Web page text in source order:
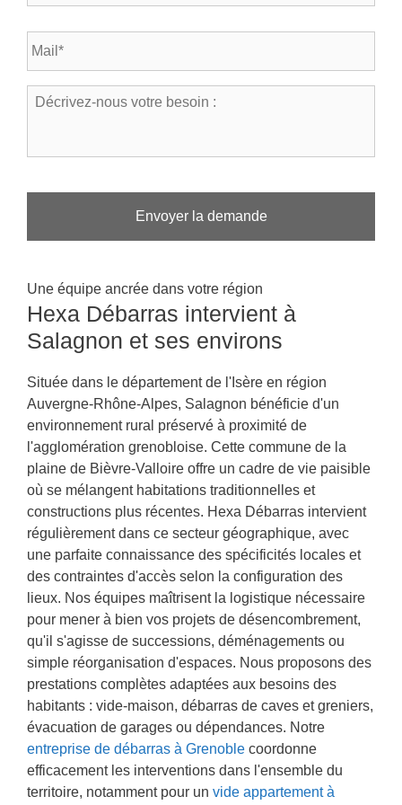
s
a
*
p
h
o
n
E
a
D
-
u
s
o
r
e
e
s
o
i
n
Une équipe ancrée dans votre région
Hexa Débarras intervient à
Salagnon et ses environs
Située dans le département de l'Isère en région
Auvergne-Rhône-Alpes, Salagnon bénéficie d'un
environnement rural préservé à proximité de
l'agglomération grenobloise. Cette commune de la
plaine de Bièvre-Valloire offre un cadre de vie paisible
où se mélangent habitations traditionnelles et
constructions plus récentes. Hexa Débarras intervient
régulièrement dans ce secteur géographique, avec
une parfaite connaissance des spécificités locales et
des contraintes d'accès selon la configuration des
lieux. Nos équipes maîtrisent la logistique nécessaire
pour mener à bien vos projets de désencombrement,
qu'il s'agisse de successions, déménagements ou
simple réorganisation d'espaces. Nous proposons des
prestations complètes adaptées aux besoins des
habitants : vide-maison, débarras de caves et greniers,
évacuation de garages ou dépendances. Notre
entreprise de débarras à Grenoble coordonne
efficacement les interventions dans l'ensemble du
territoire, notamment pour un vide appartement à